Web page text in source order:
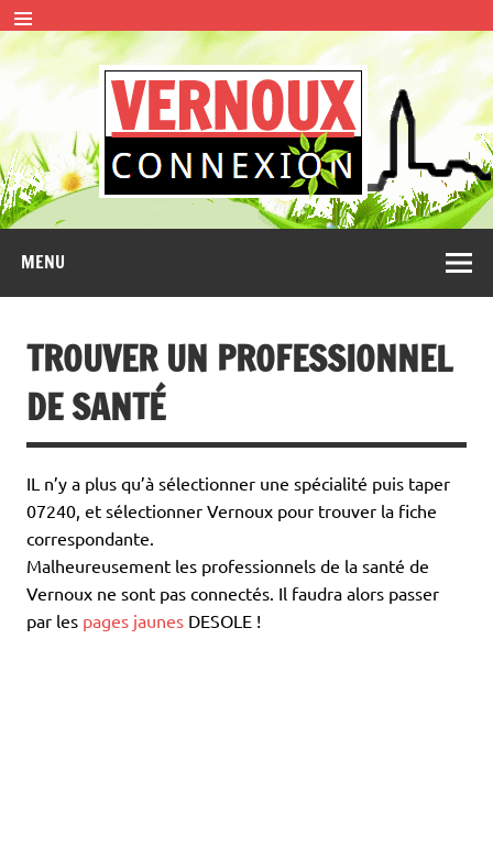
Skip
to
content
CONNEXION
MENU
TROUVER UN PROFESSIONNEL
DE SANTÉ
IL n’y a plus qu’à sélectionner une spécialité puis taper
07240, et sélectionner Vernoux pour trouver la fiche
correspondante.
Malheureusement les professionnels de la santé de
Vernoux ne sont pas connectés. Il faudra alors passer
par les pages jaunes DESOLE !